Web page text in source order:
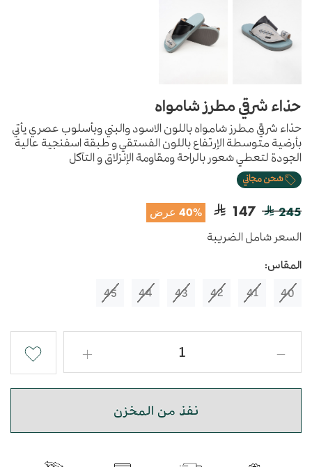
حذاء شرقي مطرز شامواه
حذاء شرقي مطرز شامواه باللون الاسود والبني وبأسلوب عصري يأتي
بأرضية متوسطة الإرتفاع باللون الفستقي و طبقة اسفنجية عالية
الجودة لتعطي شعور بالراحة ومقاومة الإنزلاق و التآكل
شحن مجاني
245
147 40% عرض
السعر شامل الضريبة
المقاس:
40
41
42
43
44
45
نفذ من المخزن